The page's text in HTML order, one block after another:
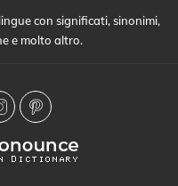
con significati, sinonimi,
e molto altro.